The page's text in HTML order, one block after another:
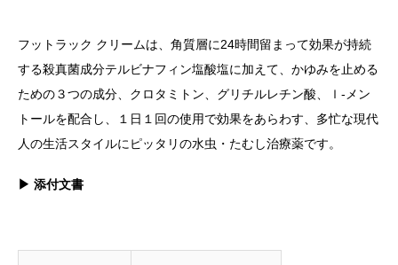
フットラック クリームは、角質層に24時間留まって効果が持続
する殺真菌成分テルビナフィン塩酸塩に加えて、かゆみを止める
ための３つの成分、クロタミトン、グリチルレチン酸、ｌ‐メン
トールを配合し、１日１回の使用で効果をあらわす、多忙な現代
人の生活スタイルにピッタリの水虫・たむし治療薬です。
▶︎ 添付文書